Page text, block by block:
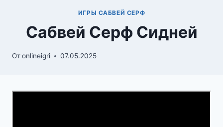
ИГРЫ САБВЕЙ СЕРФ
Сабвей Серф Сидней
Отonlineigri 07.05.2025